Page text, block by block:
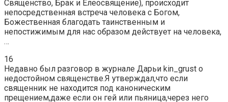
Священство, Брак и Елеосвящение), происходит
непосредственная встреча человека с Богом,
Божественная благодать таинственным и
непостижимым для нас образом действует на человека,
…
16
Недавно был разговор в журнале Дарьи kin_grust о
недостойном священстве.Я утверждал,что если
священник не находится под каноническим
прещением,даже если он гей или пьяница,через него